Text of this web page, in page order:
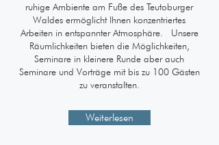
ruhige Ambiente am Fuße des Teutoburger
Waldes ermöglicht Ihnen konzentriertes
Arbeiten in entspannter Atmosphäre. Unsere
Räumlichkeiten bieten die Möglichkeiten,
Seminare in kleinere Runde aber auch
Seminare und Vorträge mit bis zu 100 Gästen
zu veranstalten.
Weiterlesen